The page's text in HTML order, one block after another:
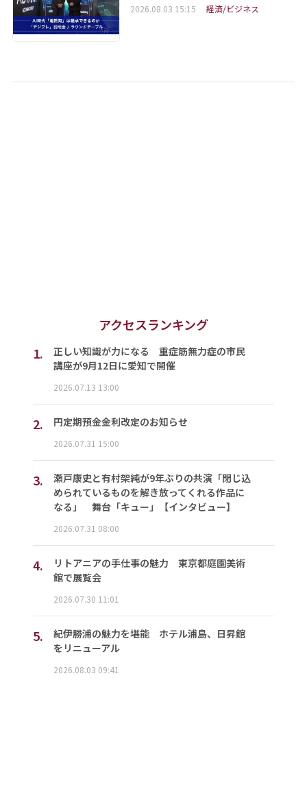
2026.08.03 15:15 経済/ビジネス
アクセスランキング
1.
正しい知識が力になる 重症筋無力症の市民
講座が9月12日に愛知で開催
2026.07.13 13:00
2. 円定期預金金利改定のお知らせ
2026.07.31 15:00
3.
瀬戸康史と有村架純が9年ぶりの共演「閉じ込
められているものを解き放ってくれる作品に
なる」 舞台「キュー」【インタビュー】
2026.07.31 08:00
4.
リトアニアの手仕事の魅力 東京都庭園美術
館で展覧会
2026.07.30 11:01
5.
紀伊勝浦の魅力を堪能 ホテル浦島、日昇館
をリニューアル
2026.08.03 09:41